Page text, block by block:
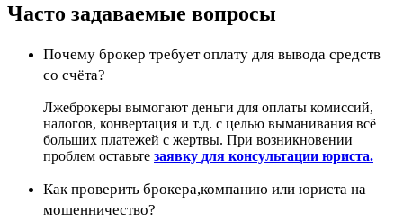
Часто задаваемые вопросы
Почему брокер требует оплату для вывода средств
со счёта?
Лжеброкеры вымогают деньги для оплаты комиссий,
налогов, конвертация и т.д. с целью выманивания всё
больших платежей с жертвы. При возникновении
проблем оставьте заявку для консультации юриста.
Как проверить брокера,компанию или юриста на
мошенничество?